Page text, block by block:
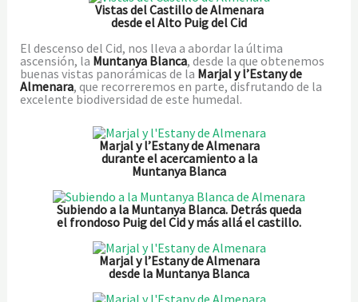
Vistas del Castillo de Almenara
desde el Alto Puig del Cid
El descenso del Cid, nos lleva a abordar la última
ascensión, la Muntanya Blanca, desde la que obtenemos
buenas vistas panorámicas de la Marjal y l’Estany de
Almenara, que recorreremos en parte, disfrutando de la
excelente biodiversidad de este humedal.
Marjal y l’Estany de Almenara
durante el acercamiento a la
Muntanya Blanca
Subiendo a la Muntanya Blanca. Detrás queda
el frondoso Puig del Cid y más allá el castillo.
Marjal y l’Estany de Almenara
desde la Muntanya Blanca